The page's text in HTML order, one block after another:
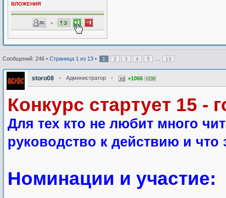
ВЛОЖЕНИЯ
Сообщений: 246 • Страница 1 из 13 • 1 2 3 4 5 13
storo08 • Администратор • +1066 +238
Конкурс стартует 15 -
Для тех кто не любит много
руководство к действию и что
Номинации и участие: